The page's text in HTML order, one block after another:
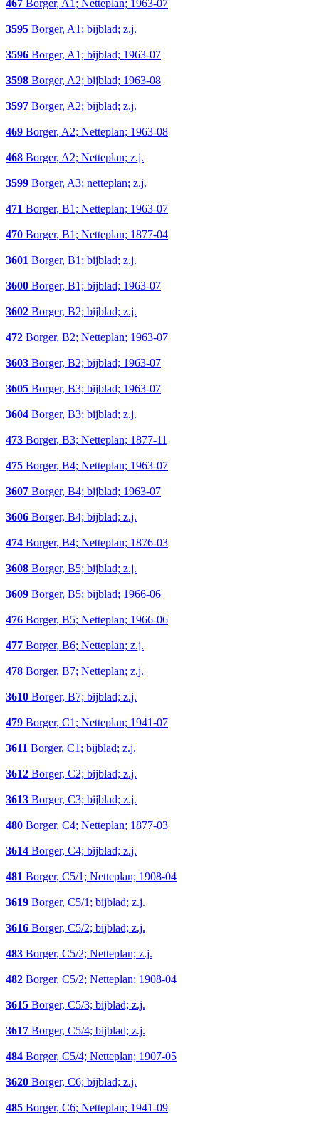
467 Borger, A1; Netteplan; 1963-07
3595 Borger, A1; bijblad; z.j.
3596 Borger, A1; bijblad; 1963-07
3598 Borger, A2; bijblad; 1963-08
3597 Borger, A2; bijblad; z.j.
469 Borger, A2; Netteplan; 1963-08
468 Borger, A2; Netteplan; z.j.
3599 Borger, A3; netteplan; z.j.
471 Borger, B1; Netteplan; 1963-07
470 Borger, B1; Netteplan; 1877-04
3601 Borger, B1; bijblad; z.j.
3600 Borger, B1; bijblad; 1963-07
3602 Borger, B2; bijblad; z.j.
472 Borger, B2; Netteplan; 1963-07
3603 Borger, B2; bijblad; 1963-07
3605 Borger, B3; bijblad; 1963-07
3604 Borger, B3; bijblad; z.j.
473 Borger, B3; Netteplan; 1877-11
475 Borger, B4; Netteplan; 1963-07
3607 Borger, B4; bijblad; 1963-07
3606 Borger, B4; bijblad; z.j.
474 Borger, B4; Netteplan; 1876-03
3608 Borger, B5; bijblad; z.j.
3609 Borger, B5; bijblad; 1966-06
476 Borger, B5; Netteplan; 1966-06
477 Borger, B6; Netteplan; z.j.
478 Borger, B7; Netteplan; z.j.
3610 Borger, B7; bijblad; z.j.
479 Borger, C1; Netteplan; 1941-07
3611 Borger, C1; bijblad; z.j.
3612 Borger, C2; bijblad; z.j.
3613 Borger, C3; bijblad; z.j.
480 Borger, C4; Netteplan; 1877-03
3614 Borger, C4; bijblad; z.j.
481 Borger, C5/1; Netteplan; 1908-04
3619 Borger, C5/1; bijblad; z.j.
3616 Borger, C5/2; bijblad; z.j.
483 Borger, C5/2; Netteplan; z.j.
482 Borger, C5/2; Netteplan; 1908-04
3615 Borger, C5/3; bijblad; z.j.
3617 Borger, C5/4; bijblad; z.j.
484 Borger, C5/4; Netteplan; 1907-05
3620 Borger, C6; bijblad; z.j.
485 Borger, C6; Netteplan; 1941-09